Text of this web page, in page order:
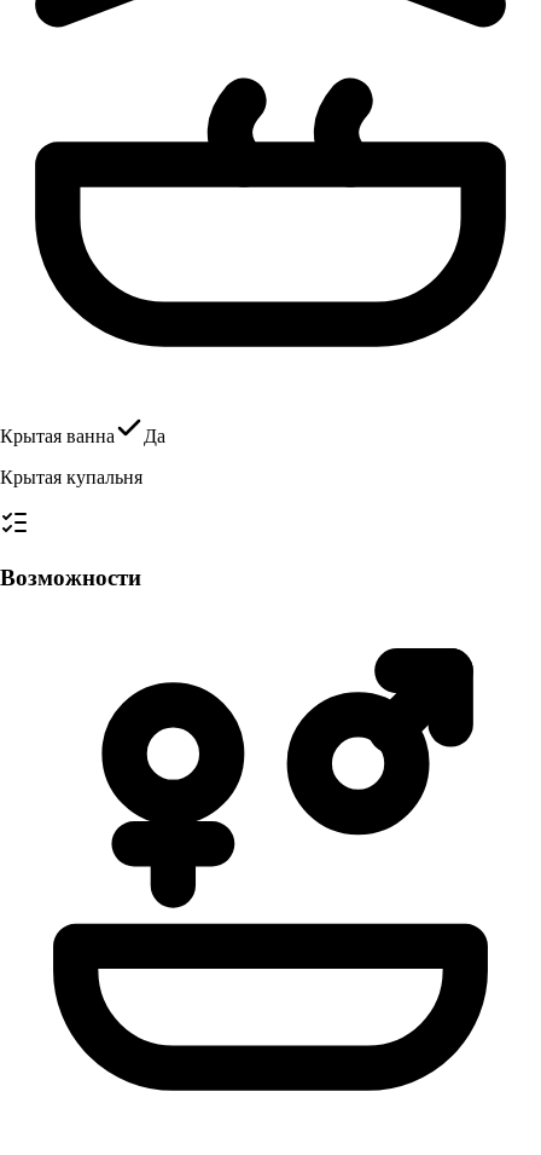
Крытая ванна
Да
Крытая купальня
Возможности